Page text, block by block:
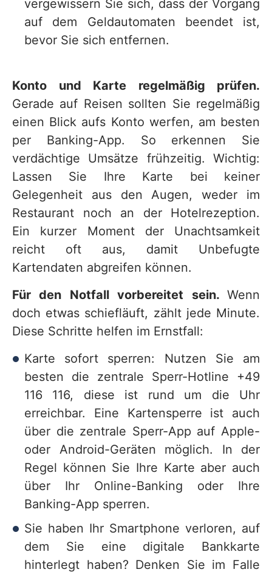
vergewissern Sie sich, dass der Vorgang
auf dem Geldautomaten beendet ist,
bevor Sie sich entfernen.
Konto und Karte regelmäßig prüfen.
Gerade auf Reisen sollten Sie regelmäßig
einen Blick aufs Konto werfen, am besten
per Banking-App. So erkennen Sie
verdächtige Umsätze frühzeitig. Wichtig:
Lassen Sie Ihre Karte bei keiner
Gelegenheit aus den Augen, weder im
Restaurant noch an der Hotelrezeption.
Ein kurzer Moment der Unachtsamkeit
reicht oft aus, damit Unbefugte
Kartendaten abgreifen können.
Für den Notfall vorbereitet sein. Wenn
doch etwas schiefläuft, zählt jede Minute.
Diese Schritte helfen im Ernstfall:
Karte sofort sperren: Nutzen Sie am
besten die zentrale Sperr-Hotline +49
116 116, diese ist rund um die Uhr
erreichbar. Eine Kartensperre ist auch
über die zentrale Sperr-App auf Apple-
oder Android-Geräten möglich. In der
Regel können Sie Ihre Karte aber auch
über Ihr Online-Banking oder Ihre
Banking-App sperren.
Sie haben Ihr Smartphone verloren, auf
dem Sie eine digitale Bankkarte
hinterlegt haben? Denken Sie im Falle